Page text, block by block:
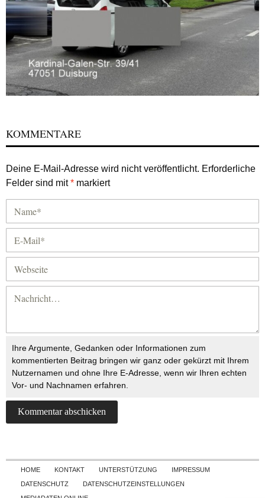
KOMMENTARE
Deine E-Mail-Adresse wird nicht veröffentlicht. Erforderliche
Felder sind mit* markiert
Ihre Argumente, Gedanken oder Informationen zum
kommentierten Beitrag bringen wir ganz oder gekürzt mit Ihrem
Nutzernamen und ohne Ihre E-Adresse, wenn wir Ihren echten
Vor- und Nachnamen erfahren.
Skip to content
HOME KONTAKT UNTERSTÜTZUNG
IMPRESSUM
DATENSCHUTZ
DATENSCHUTZEINSTELLUNGEN